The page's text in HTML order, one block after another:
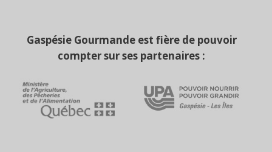
Gaspésie Gourmande est fière de pouvoir
compter sur ses partenaires :